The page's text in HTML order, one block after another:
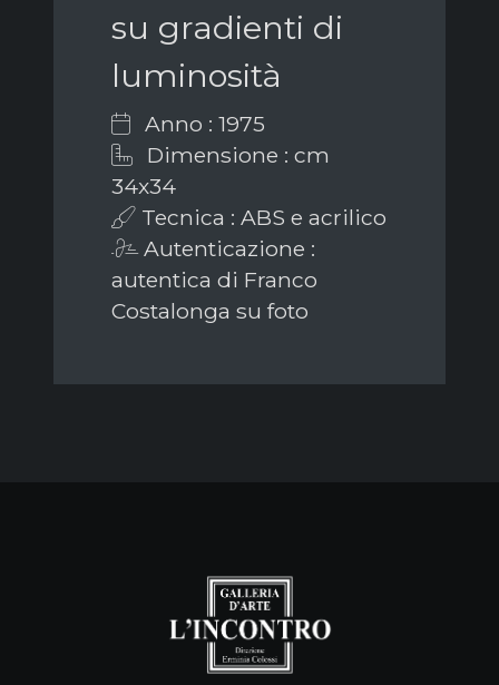
su gradienti di
luminosità
Anno : 1975
Dimensione : cm
34x34
Tecnica : ABS e acrilico
Autenticazione :
autentica di Franco
Costalonga su foto